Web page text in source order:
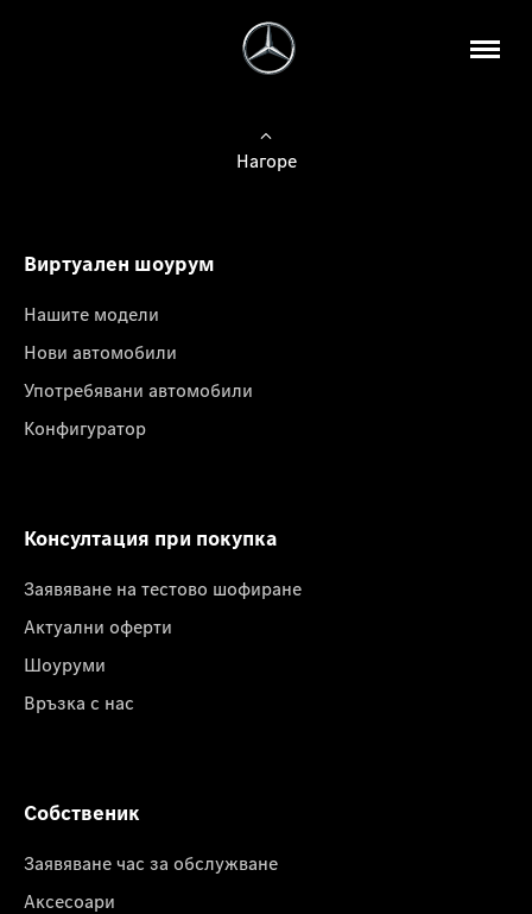
Нагоре
Виртуален шоурум
Нашите модели
Нови автомобили
Употребявани автомобили
Конфигуратор
Консултация при покупка
Заявяване на тестово шофиране
Актуални оферти
Шоуруми
Връзка с нас
Собственик
Заявяване час за обслужване
Аксесоари